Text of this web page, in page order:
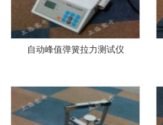
自动峰值弹簧拉力测试仪